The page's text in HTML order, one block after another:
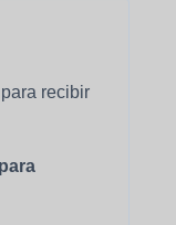
recibir